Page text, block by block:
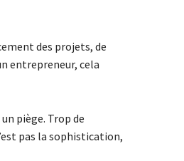
des projets, de
entrepreneur, cela
piège. Trop de
pas la sophistication,